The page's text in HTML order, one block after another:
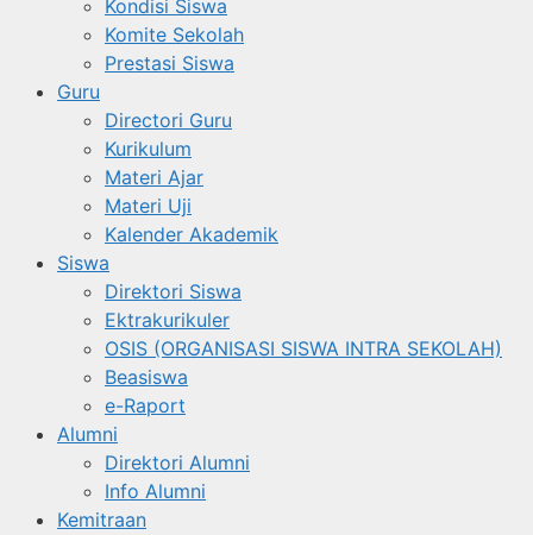
Kondisi Siswa
Komite Sekolah
Prestasi Siswa
Guru
Directori Guru
Kurikulum
Materi Ajar
Materi Uji
Kalender Akademik
Siswa
Direktori Siswa
Ektrakurikuler
OSIS (ORGANISASI SISWA INTRA SEKOLAH)
Beasiswa
e-Raport
Alumni
Direktori Alumni
Info Alumni
Kemitraan